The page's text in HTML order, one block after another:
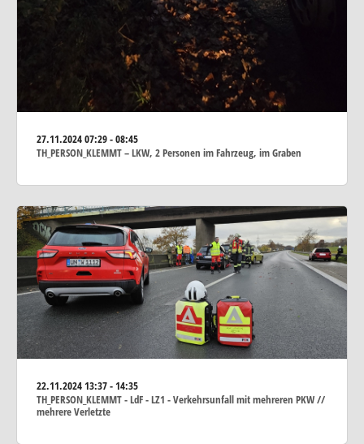
27.11.202407:29 - 08:45
TH_PERSON_KLEMMT – LKW, 2 Personen im Fahrzeug, im Graben
22.11.202413:37 - 14:35
TH_PERSON_KLEMMT - LdF - LZ1 - Verkehrsunfall mit mehreren PKW //
mehrere Verletzte